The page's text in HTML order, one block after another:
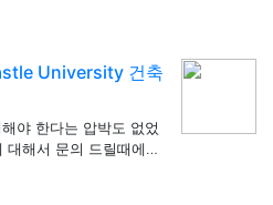
University 건축
야 한다는 압박도 없었
해서 문의 드릴때에도